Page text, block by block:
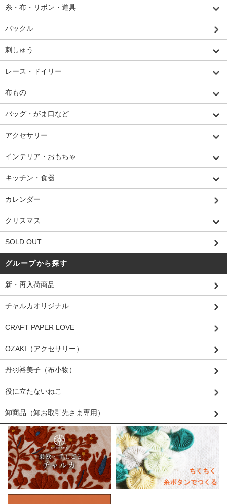
糸・布・リボン・道具
バックル
刺しゅう
レース・ドイリー
布もの
バッグ・がま口など
アクセサリー
インテリア・おもちゃ
キッチン・食器
カレンダー
クリスマス
SOLD OUT
グループから探す
新・再入荷商品
チャルカオリジナル
CRAFT PAPER LOVE
OZAKI（アクセサリー）
丹羽裕美子（布小物）
役に立たないねこ
卸商品（卸お取引先さま専用）